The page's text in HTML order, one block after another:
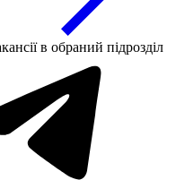
в обраний підрозділ